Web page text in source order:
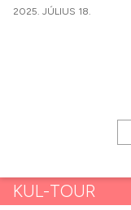
2025. JÚLIUS 18.
KUL-TOUR